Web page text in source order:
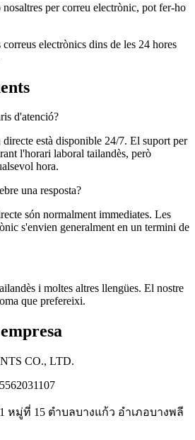
per correu electrònic, pot fer-ho
electrònics dins de les 24 hores
d'atenció?
està disponible 24/7. El suport per
l'horari laboral tailandès, però
hora.
una resposta?
són normalment immediates. Les
s'envien generalment en un termini de
i moltes altres llengües. El nostre
que prefereixi.
CO., LTD.
หมู่ที่ 15 ตำบลบางแก้ว อำเภอบางพลี